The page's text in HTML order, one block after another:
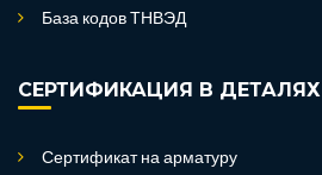
База кодов ТНВЭД
СЕРТИФИКАЦИЯ В ДЕТАЛЯХ
Сертификат на арматуру